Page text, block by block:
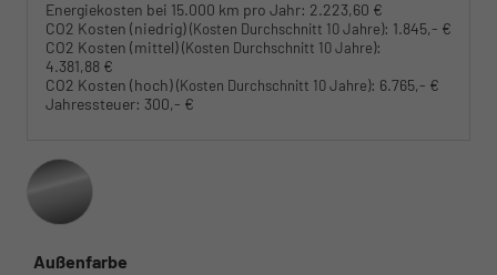
Energiekosten bei 15.000 km pro Jahr: 2.223,60 €
CO2 Kosten (niedrig)(Kosten Durchschnitt 10 Jahre): 1.845,- €
CO2 Kosten (mittel)(Kosten Durchschnitt 10 Jahre):
4.381,88 €
CO2 Kosten (hoch)(Kosten Durchschnitt 10 Jahre): 6.765,- €
Jahressteuer: 300,- €
Außenfarbe